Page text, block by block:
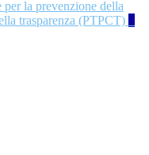
per la prevenzione della
trasparenza (PTPCT) 2